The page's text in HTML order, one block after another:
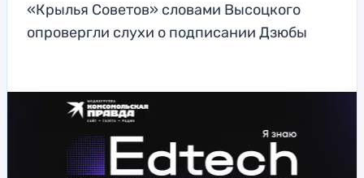
«Крылья Советов» словами Высоцкого
опровергли слухи о подписании Дзюбы